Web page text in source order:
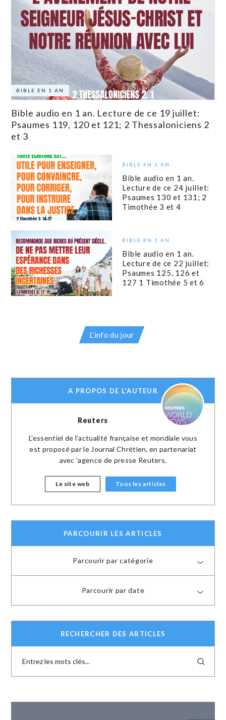
BIBLE EN 1 AN
Bible audio en 1 an. Lecture de ce 19 juillet:
Psaumes 119, 120 et 121; 2 Thessaloniciens 2
et 3
BIBLE EN 1 AN
Bible audio en 1 an.
Lecture de ce 24 juillet:
Psaumes 130 et 131; 2
Timothée 3 et 4
BIBLE EN 1 AN
Bible audio en 1 an.
Lecture de ce 22 juillet:
Psaumes 125, 126 et
127 1 Timothée 5 et 6
L’info du jour
A PROPOS DE L'AUTEUR
Reuters
L'essentiel de l'actualité française et mondiale vous
est proposé par le Journal Chrétien, en partenariat
avec 'agence de presse Reuters.
Le site web Tous les articles
PARCOURIR LES ARTICLES
Parcourir par catégorie
Parcourir par date
RECHERCHER DES ARTICLES